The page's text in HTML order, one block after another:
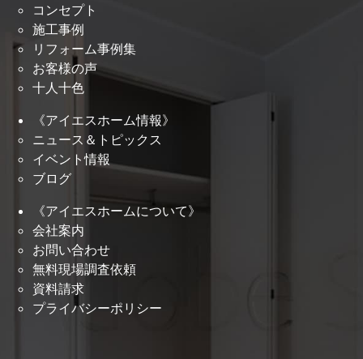
コンセプト
施工事例
リフォーム事例集
お客様の声
十人十色
《アイエスホーム情報》
ニュース＆トピックス
イベント情報
ブログ
《アイエスホームについて》
会社案内
お問い合わせ
無料現場調査依頼
資料請求
プライバシーポリシー